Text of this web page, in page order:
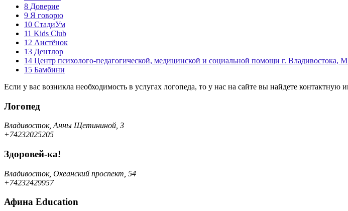
8 Доверие
9 Я говорю
10 СтадиУм
11 Kids Club
12 Аистёнок
13 Дентлор
14 Центр психолого-педагогической, медицинской и социальной помощи г. Владивостока,
15 Бамбини
Если у вас возникла необходимость в услугах логопеда, то у нас на сайте вы найдете
Логопед
Владивосток, Анны Щетининой, 3
+74232025205
Здоровей-ка!
Владивосток, Океанский проспект, 54
+74232429957
Афина Education